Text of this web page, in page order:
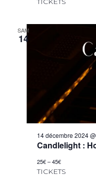
SAM
14
14 décembre 2024
Candlelight :
25€ – 45€
TICKETS